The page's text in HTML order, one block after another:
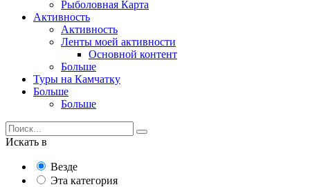
Рыболовная Карта
Активность
Активность
Ленты моей активности
Основной контент
Больше
Туры на Камчатку
Больше
Больше
Искать в
Везде
Эта категория